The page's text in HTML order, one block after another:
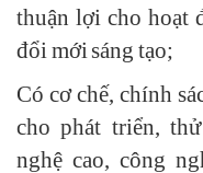
thuận lợi cho hoạt
đổi mới sáng tạo;
Có cơ chế, chính
cho phát triển,
nghệ cao, công